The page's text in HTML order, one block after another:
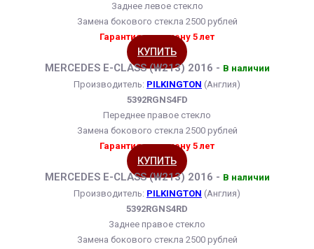
Заднее левое стекло
Замена бокового стекла 2500 рублей
Гарантия на замену 5 лет
КУПИТЬ
MERCEDES E-CLASS (W213) 2016 - В наличии
Производитель: PILKINGTON (Англия)
5392RGNS4FD
Переднее правое стекло
Замена бокового стекла 2500 рублей
Гарантия на замену 5 лет
КУПИТЬ
MERCEDES E-CLASS (W213) 2016 - В наличии
Производитель: PILKINGTON (Англия)
5392RGNS4RD
Заднее правое стекло
Замена бокового стекла 2500 рублей